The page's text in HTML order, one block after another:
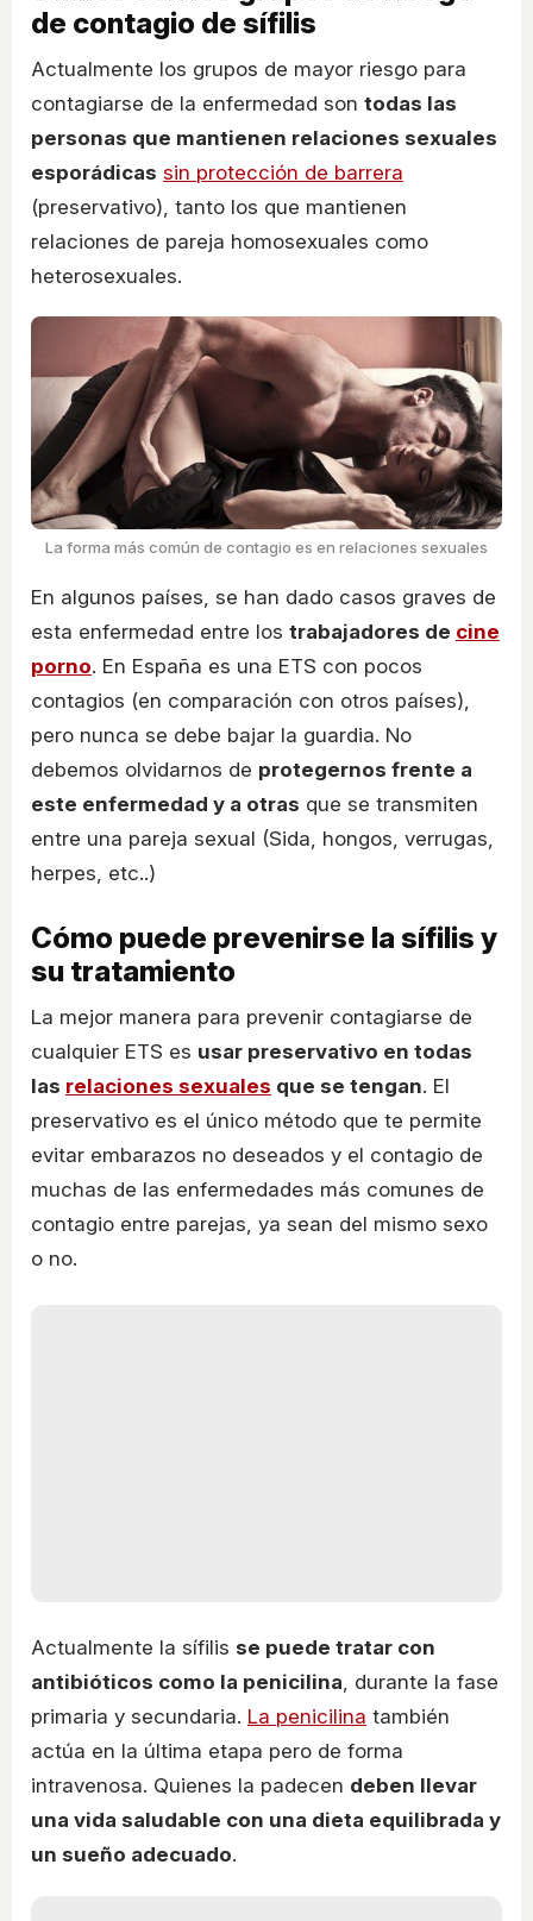
de contagio de sífilis
Actualmente los grupos de mayor riesgo para
contagiarse de la enfermedad son todas las
personas que mantienen relaciones sexuales
esporádicas sin protección de barrera
(preservativo), tanto los que mantienen
relaciones de pareja homosexuales como
heterosexuales.
La forma más común de contagio es en relaciones sexuales
En algunos países, se han dado casos graves de
esta enfermedad entre los trabajadores de cine
porno. En España es una ETS con pocos
contagios (en comparación con otros países),
pero nunca se debe bajar la guardia. No
debemos olvidarnos de protegernos frente a
este enfermedad y a otras que se transmiten
entre una pareja sexual (Sida, hongos, verrugas,
herpes, etc..)
Cómo puede prevenirse la sífilis y
su tratamiento
La mejor manera para prevenir contagiarse de
cualquier ETS es usar preservativo en todas
las relaciones sexuales que se tengan. El
preservativo es el único método que te permite
evitar embarazos no deseados y el contagio de
muchas de las enfermedades más comunes de
contagio entre parejas, ya sean del mismo sexo
o no.
Actualmente la sífilis se puede tratar con
antibióticos como la penicilina , durante la fase
primaria y secundaria. La penicilina también
actúa en la última etapa pero de forma
intravenosa. Quienes la padecen deben llevar
una vida saludable con una dieta equilibrada y
un sueño adecuado.